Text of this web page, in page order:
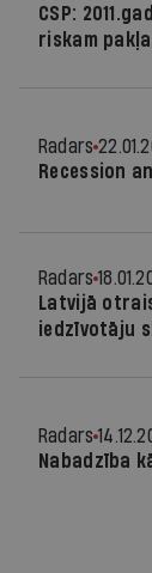
CSP:
riskam
Radars
Recession
Radars
Latvijā
iedzīvotāju
Radars
Nabadzība